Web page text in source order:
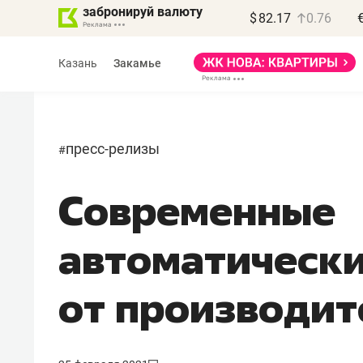
забронируй валюту $ 82.17 0.76
Казань Закамье
#пресс-релизы
Современные
от
Василь Мазитов
МАРТ
«Не зная местных
потерять минимум